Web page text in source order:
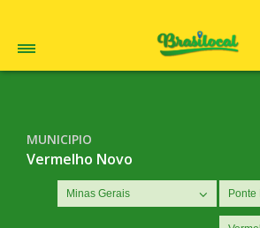
MUNICIPIO
Vermelho Novo